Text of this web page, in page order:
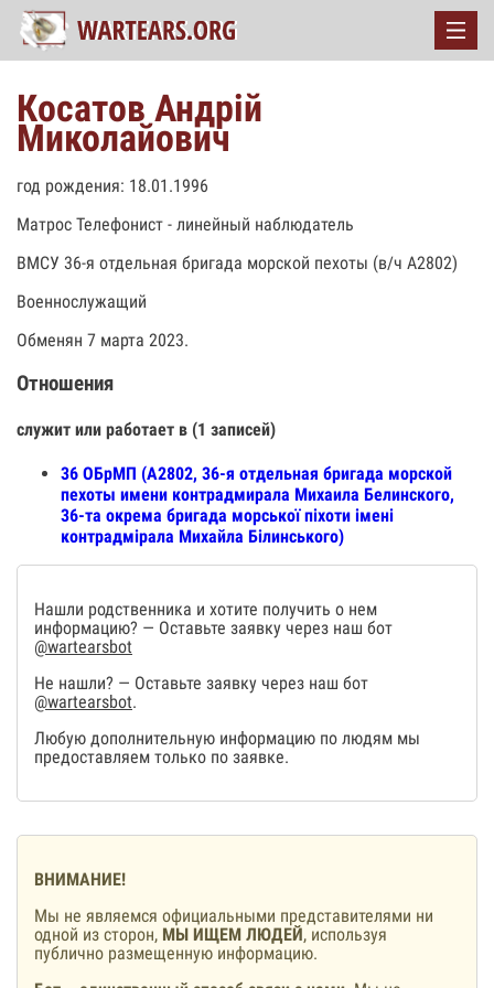
Косатов Андрій
Миколайович
год рождения: 18.01.1996
Матрос Телефонист - линейный наблюдатель
ВМСУ 36-я отдельная бригада морской пехоты (в/ч А2802)
Военнослужащий
Обменян 7 марта 2023.
Отношения
служит или работает в (1 записей)
36 ОБрМП (А2802, 36-я отдельная бригада морской
пехоты имени контрадмирала Михаила Белинского,
36-та окрема бригада морської піхоти імені
контрадмірала Михайла Білинського)
Нашли родственника и хотите получить о нем
информацию? — Оставьте заявку через наш бот
@wartearsbot
Не нашли? — Оставьте заявку через наш бот
@wartearsbot.
Любую дополнительную информацию по людям мы
предоставляем только по заявке.
ВНИМАНИЕ!
Мы не являемся официальными представителями ни
одной из сторон, МЫ ИЩЕМ ЛЮДЕЙ, используя
публично размещенную информацию.